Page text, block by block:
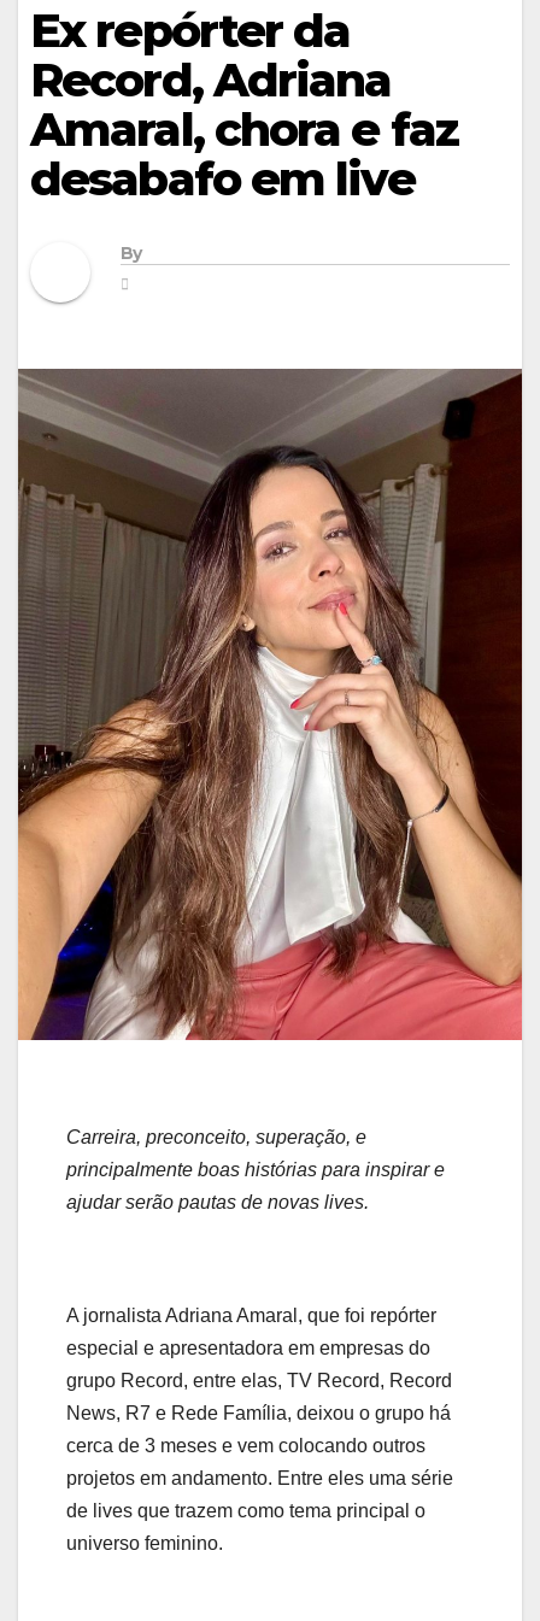
Ex repórter da
Record, Adriana
Amaral, chora e faz
desabafo em live
By
Carreira, preconceito, superação, e
principalmente boas histórias para inspirar e
ajudar serão pautas de novas lives.
A jornalista Adriana Amaral, que foi repórter
especial e apresentadora em empresas do
grupo Record, entre elas, TV Record, Record
News, R7 e Rede Família, deixou o grupo há
cerca de 3 meses e vem colocando outros
projetos em andamento. Entre eles uma série
de lives que trazem como tema principal o
universo feminino.